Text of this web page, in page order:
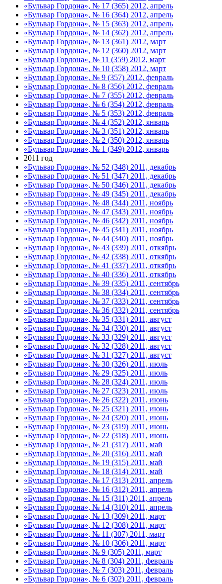
«Бульвар Гордона», № 17 (365) 2012, апрель
«Бульвар Гордона», № 16 (364) 2012, апрель
«Бульвар Гордона», № 15 (363) 2012, апрель
«Бульвар Гордона», № 14 (362) 2012, апрель
«Бульвар Гордона», № 13 (361) 2012, март
«Бульвар Гордона», № 12 (360) 2012, март
«Бульвар Гордона», № 11 (359) 2012, март
«Бульвар Гордона», № 10 (358) 2012, март
«Бульвар Гордона», № 9 (357) 2012, февраль
«Бульвар Гордона», № 8 (356) 2012, февраль
«Бульвар Гордона», № 7 (355) 2012, февраль
«Бульвар Гордона», № 6 (354) 2012, февраль
«Бульвар Гордона», № 5 (353) 2012, февраль
«Бульвар Гордона», № 4 (352) 2012, январь
«Бульвар Гордона», № 3 (351) 2012, январь
«Бульвар Гордона», № 2 (350) 2012, январь
«Бульвар Гордона», № 1 (349) 2012, январь
2011 год
«Бульвар Гордона», № 52 (348) 2011, декабрь
«Бульвар Гордона», № 51 (347) 2011, декабрь
«Бульвар Гордона», № 50 (346) 2011, декабрь
«Бульвар Гордона», № 49 (345) 2011, декабрь
«Бульвар Гордона», № 48 (344) 2011, ноябрь
«Бульвар Гордона», № 47 (343) 2011, ноябрь
«Бульвар Гордона», № 46 (342) 2011, ноябрь
«Бульвар Гордона», № 45 (341) 2011, ноябрь
«Бульвар Гордона», № 44 (340) 2011, ноябрь
«Бульвар Гордона», № 43 (339) 2011, откябрь
«Бульвар Гордона», № 42 (338) 2011, откябрь
«Бульвар Гордона», № 41 (337) 2011, откябрь
«Бульвар Гордона», № 40 (336) 2011, откябрь
«Бульвар Гордона», № 39 (335) 2011, сентябрь
«Бульвар Гордона», № 38 (334) 2011, сентябрь
«Бульвар Гордона», № 37 (333) 2011, сентябрь
«Бульвар Гордона», № 36 (332) 2011, сентябрь
«Бульвар Гордона», № 35 (331) 2011, август
«Бульвар Гордона», № 34 (330) 2011, август
«Бульвар Гордона», № 33 (329) 2011, август
«Бульвар Гордона», № 32 (328) 2011, август
«Бульвар Гордона», № 31 (327) 2011, август
«Бульвар Гордона», № 30 (326) 2011, июль
«Бульвар Гордона», № 29 (325) 2011, июль
«Бульвар Гордона», № 28 (324) 2011, июль
«Бульвар Гордона», № 27 (323) 2011, июль
«Бульвар Гордона», № 26 (322) 2011, июнь
«Бульвар Гордона», № 25 (321) 2011, июнь
«Бульвар Гордона», № 24 (320) 2011, июнь
«Бульвар Гордона», № 23 (319) 2011, июнь
«Бульвар Гордона», № 22 (318) 2011, июнь
«Бульвар Гордона», № 21 (317) 2011, май
«Бульвар Гордона», № 20 (316) 2011, май
«Бульвар Гордона», № 19 (315) 2011, май
«Бульвар Гордона», № 18 (314) 2011, май
«Бульвар Гордона», № 17 (313) 2011, апрель
«Бульвар Гордона», № 16 (312) 2011, апрель
«Бульвар Гордона», № 15 (311) 2011, апрель
«Бульвар Гордона», № 14 (310) 2011, апрель
«Бульвар Гордона», № 13 (309) 2011, март
«Бульвар Гордона», № 12 (308) 2011, март
«Бульвар Гордона», № 11 (307) 2011, март
«Бульвар Гордона», № 10 (306) 2011, март
«Бульвар Гордона», № 9 (305) 2011, март
«Бульвар Гордона», № 8 (304) 2011, февраль
«Бульвар Гордона», № 7 (303) 2011, февраль
«Бульвар Гордона», № 6 (302) 2011, февраль